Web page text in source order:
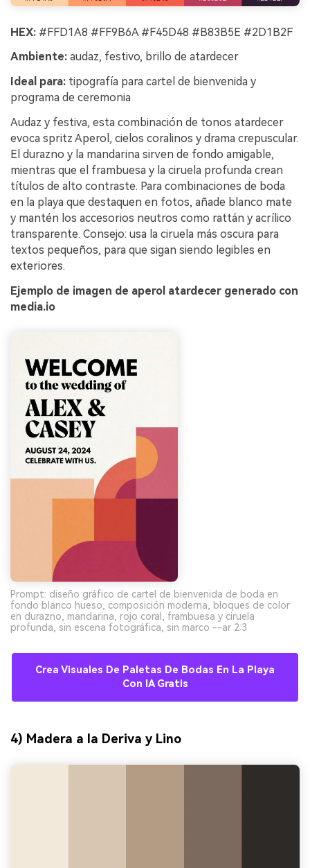
HEX: #FFD1A8 #FF9B6A #F45D48 #B83B5E #2D1B2F
Ambiente: audaz, festivo, brillo de atardecer
Ideal para: tipografía para cartel de bienvenida y
programa de ceremonia
Audaz y festiva, esta combinación de tonos atardecer
evoca spritz Aperol, cielos coralinos y drama crepuscular.
El durazno y la mandarina sirven de fondo amigable,
mientras que el frambuesa y la ciruela profunda crean
títulos de alto contraste. Para combinaciones de boda
en la playa que destaquen en fotos, añade blanco mate
y mantén los accesorios neutros como rattán y acrílico
transparente. Consejo: usa la ciruela más oscura para
textos pequeños, para que sigan siendo legibles en
exteriores.
Ejemplo de imagen de aperol atardecer generado con
media.io
Prompt: diseño gráfico de cartel de bienvenida de boda en
fondo blanco hueso, composición moderna, bloques de color
en durazno, mandarina, rojo coral, frambuesa y ciruela
profunda, sin escena fotográfica, sin marco --ar 2:3
Crea Visuales De Paletas De Bodas En La Playa
Con IA Gratis
4) Madera a la Deriva y Lino